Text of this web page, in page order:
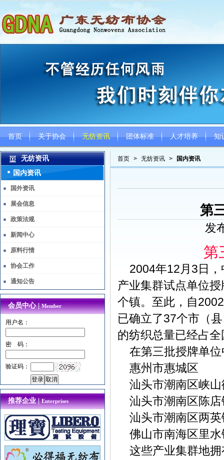
首页 关于协会 无纺资讯 团体标准 人才培养 知
首页 > 无纺资讯 > 国内资讯
第
发
第
2004年12月3日，
产业集群试点单位
个镇。至此，自
已确立了37个市（
的纺织总量已经占
在第三批授牌单位
惠州市惠城区
汕头市潮南区峡
汕头市潮南区陈
汕头市潮南区两
佛山市南海区里
这些产业集群地拥
无纺资讯
国内资讯
国外资讯
展会信息
政策法规
新闻中心
原料行情
协会工作
通知公告
会员中心 |Member
用户名：
密 码：
验证码：
推荐企业 |Enterprises